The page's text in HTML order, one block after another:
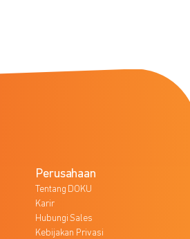
Perusahaan
Tentang DOKU
Karir
Hubungi Sales
Kebijakan Privasi